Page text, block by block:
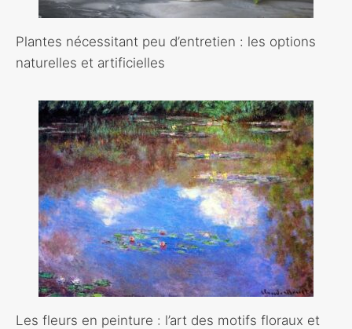
Plantes nécessitant peu d’entretien : les options
naturelles et artificielles
Les fleurs en peinture : l’art des motifs floraux et